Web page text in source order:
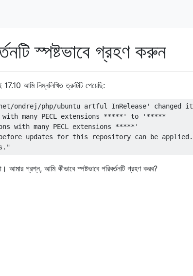
স্পষ্টভাবে গ্রহণ করুন
17.10 আমি নিম্নলিখিত ত্রুটিটি পেয়েছি:
ondrej/php/ubuntu artful InRelease'
many PECL extensions *****' to '*****
with many PECL extensions *****'
updates for this repository can be applied.
আমার প্রশ্ন, আমি কীভাবে স্পষ্টভাবে পরিবর্তনটি গ্রহণ করব?